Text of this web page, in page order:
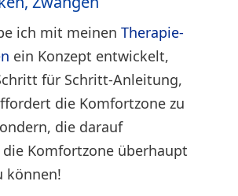
ich mit meinen Therapie-
ein Konzept entwickelt,
für Schritt-Anleitung,
die Komfortzone zu
die darauf
Komfortzone überhaupt
können!